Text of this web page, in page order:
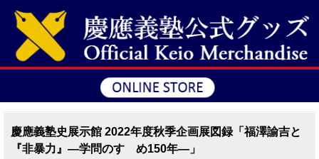
慶應義塾史展示館 2022年度秋季企画展図録「福澤諭吉と
『非暴力』―学問のすゝめ150年―」